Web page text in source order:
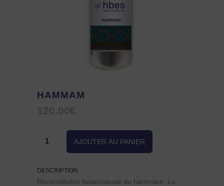
HAMMAM
quantité
Hammam
AJOUTER AU PANIER
DESCRIPTION
Reconstituion faramineuse du hammam. La